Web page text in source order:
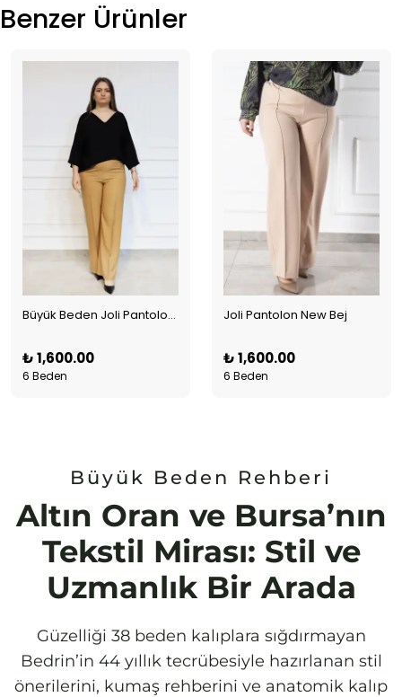
Benzer Ürünler
Büyük Beden Joli Pantolon Camel
₺ 1,600.00
6 Beden
Joli Pantolon New Bej
₺ 1,600.00
6 Beden
Büyük Beden Rehberi
Altın Oran ve Bursa’nın
Tekstil Mirası: Stil ve
Uzmanlık Bir Arada
Güzelliği 38 beden kalıplara sığdırmayan
Bedrin’in 44 yıllık tecrübesiyle hazırlanan stil
önerilerini, kumaş rehberini ve anatomik kalıp